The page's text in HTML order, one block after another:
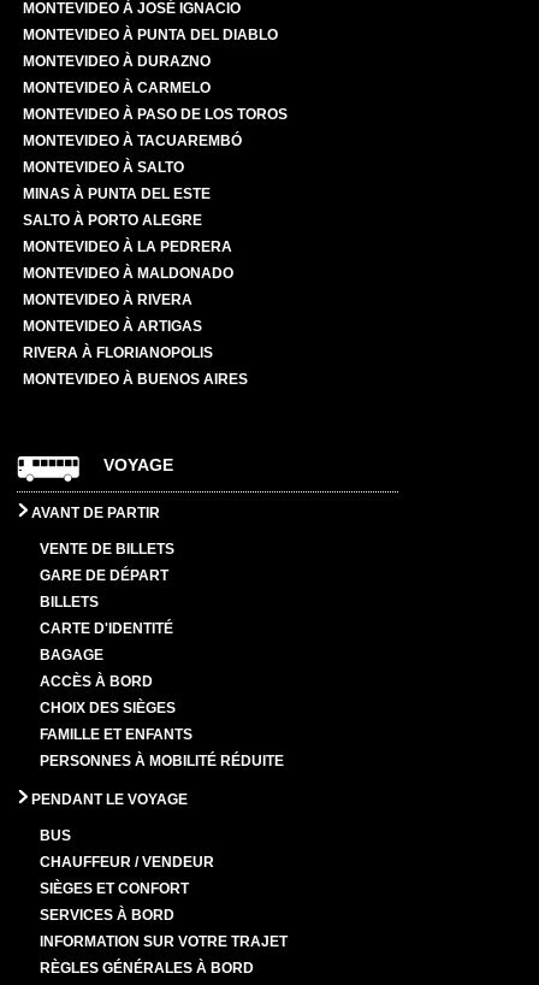
MONTEVIDEO À JOSÉ IGNACIO
MONTEVIDEO À PUNTA DEL DIABLO
MONTEVIDEO À DURAZNO
MONTEVIDEO À CARMELO
MONTEVIDEO À PASO DE LOS TOROS
MONTEVIDEO À TACUAREMBÓ
MONTEVIDEO À SALTO
MINAS À PUNTA DEL ESTE
SALTO À PORTO ALEGRE
MONTEVIDEO À LA PEDRERA
MONTEVIDEO À MALDONADO
MONTEVIDEO À RIVERA
MONTEVIDEO À ARTIGAS
RIVERA À FLORIANOPOLIS
MONTEVIDEO À BUENOS AIRES
VOYAGE
AVANT DE PARTIR
VENTE DE BILLETS
GARE DE DÉPART
BILLETS
CARTE D'IDENTITÉ
BAGAGE
ACCÈS À BORD
CHOIX DES SIÈGES
FAMILLE ET ENFANTS
PERSONNES À MOBILITÉ RÉDUITE
PENDANT LE VOYAGE
BUS
CHAUFFEUR / VENDEUR
SIÈGES ET CONFORT
SERVICES À BORD
INFORMATION SUR VOTRE TRAJET
RÈGLES GÉNÉRALES À BORD